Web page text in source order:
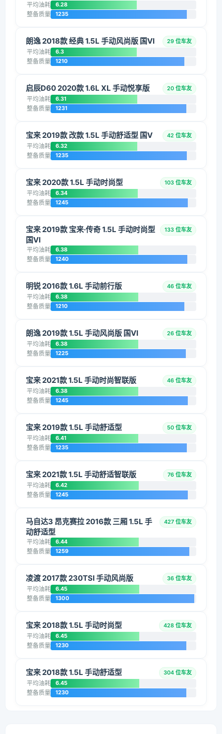
平均油耗 6.28
整备质量 1235
朗逸 2018款 经典 1.5L 手动风尚版 国VI 29 位车友
平均油耗 6.3
整备质量 1210
启辰D60 2020款 1.6L XL 手动悦享版 20 位车友
平均油耗 6.31
整备质量 1231
宝来 2019款 改款 1.5L 手动舒适型 国V 42 位车友
平均油耗 6.32
整备质量 1235
宝来 2020款 1.5L 手动时尚型 103 位车友
平均油耗 6.34
整备质量 1245
宝来 2019款 宝来·传奇 1.5L 手动时尚型
国VI
133 位车友
平均油耗 6.38
整备质量 1240
明锐 2016款 1.6L 手动前行版 46 位车友
平均油耗 6.38
整备质量 1210
朗逸 2019款 1.5L 手动风尚版 国VI 26 位车友
平均油耗 6.38
整备质量 1225
宝来 2021款 1.5L 手动时尚智联版 46 位车友
平均油耗 6.38
整备质量 1245
宝来 2019款 1.5L 手动舒适型 50 位车友
平均油耗 6.41
整备质量 1235
宝来 2021款 1.5L 手动舒适智联版 76 位车友
平均油耗 6.42
整备质量 1245
马自达3 昂克赛拉 2016款 三厢 1.5L 手
动舒适型
427 位车友
平均油耗 6.44
整备质量 1259
凌渡 2017款 230TSI 手动风尚版 36 位车友
平均油耗 6.45
整备质量 1300
宝来 2018款 1.5L 手动时尚型 428 位车友
平均油耗 6.45
整备质量 1230
宝来 2018款 1.5L 手动舒适型 304 位车友
平均油耗 6.45
整备质量 1230